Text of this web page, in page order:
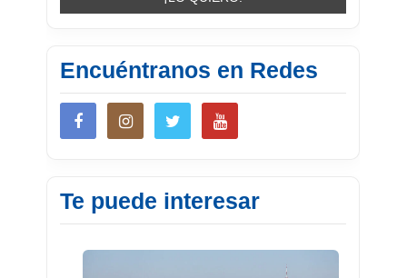
Encuéntranos en Redes
Te puede interesar